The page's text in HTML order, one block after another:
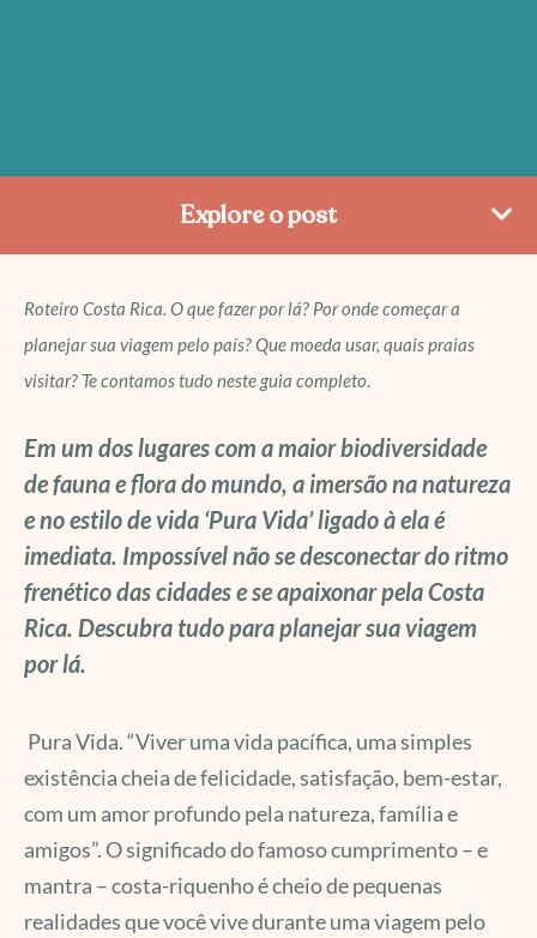
Explore o post
Roteiro Costa Rica. O que fazer por lá? Por onde começar a
planejar sua viagem pelo país? Que moeda usar, quais praias
visitar? Te contamos tudo neste guia completo
Em um dos lugares com a maior biodiversidade
de fauna e flora do mundo, a imersão na natureza
e no estilo de vida ‘Pura Vida’ ligado à ela é
imediata. Impossível não se desconectar do ritmo
frenético das cidades e se apaixonar pela Costa
Rica. Descubra tudo para planejar sua viagem
por lá.
Pura Vida. “Viver uma vida pacífica, uma simples
existência cheia de felicidade, satisfação, bem-estar,
com um amor profundo pela natureza, família e
amigos”. O significado do famoso cumprimento – e
mantra – costa-riquenho é cheio de pequenas
realidades que você vive durante uma viagem pelo